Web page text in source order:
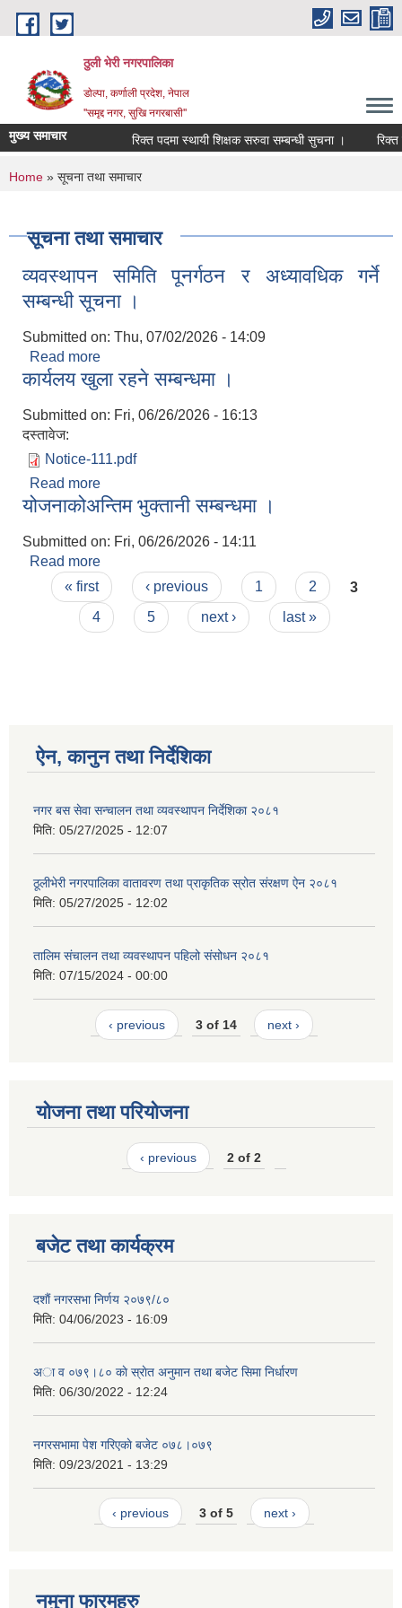
Skip to main content
ठुली भेरी नगरपालिका
डाेल्पा, कर्णाली प्रदेश, नेपाल
''समृद्द नगर, सुखि नगरबासी''
मुख्य समाचार रिक्त पदमा स्थायी शिक्षक सरुवा सम्बन्धी सुचना । रिक्त
You are here
Home » सूचना तथा समाचार
सूचना तथा समाचार
व्यवस्थापन समिति पूनर्गठन र अध्यावधिक गर्ने
सम्बन्धी सूचना ।
Submitted on: Thu, 07/02/2026 - 14:09
Read more
सम्बन्धी सूचना ।
कार्यलय खुला रहने सम्बन्धमा ।
Submitted on: Fri, 06/26/2026 - 16:13
दस्तावेज:
Notice-111.pdf
Read more
योजनाकोअन्तिम भुक्तानी सम्बन्धमा ।
Submitted on: Fri, 06/26/2026 - 14:11
Read more
Pages
« first ‹ previous 1 2
3
4
5 next › last »
ऐन, कानुन तथा निर्देशिका
नगर बस सेवा सन्चालन तथा व्यवस्थापन निर्देशिका २०८१
मिति: 05/27/2025 - 12:07
ठूलीभेरी नगरपालिका वातावरण तथा प्राकृतिक स्रोत संरक्षण ऐन २०८१
मिति: 05/27/2025 - 12:02
तालिम संचालन तथा व्यवस्थापन पहिलो संसोधन २०८१
मिति: 07/15/2024 - 00:00
‹ previous 3 of 14 next ›
योजना तथा परियोजना
‹ previous 2 of 2
बजेट तथा कार्यक्रम
दशाैं नगरसभा निर्णय २०७९/८०
मिति: 04/06/2023 - 16:09
अा व ०७९।८० काे स्राेत अनुमान तथा बजेट सिमा निर्धारण
मिति: 06/30/2022 - 12:24
नगरसभामा पेश गरिएकाे बजेट ०७८।०७९
मिति: 09/23/2021 - 13:29
‹ previous 3 of 5 next ›
नमुना फारमहरु